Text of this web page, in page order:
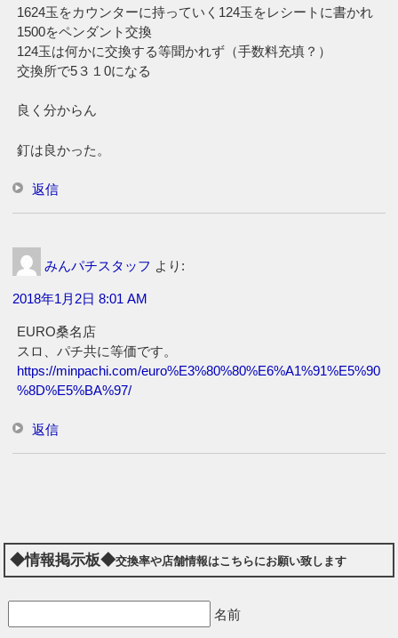
1624玉をカウンターに持っていく124玉をレシートに書かれ
1500をペンダント交換
124玉は何かに交換する等聞かれず（手数料充填？）
交換所で5３１0になる
良く分からん
釘は良かった。
返信
みんパチスタッフ より:
2018年1月2日 8:01 AM
EURO桑名店
スロ、パチ共に等価です。
https://minpachi.com/euro%E3%80%80%E6%A1%91%E5%90
%8D%E5%BA%97/
返信
◆情報掲示板◆交換率や店舗情報はこちらにお願い致します
名前